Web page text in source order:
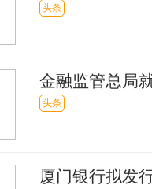
头条
金融监管总局
征求意见
头条
厦门银行拟发